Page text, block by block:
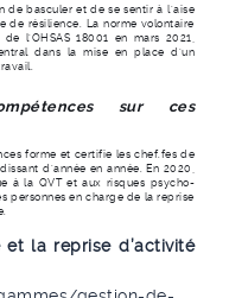
de basculer et de se sentir à l’aise
de résilience. La norme volontaire
l’OHSAS 18001 en mars 2021,
dans la mise en place d’un
sur ces
forme et certifie les chef.fes de
d’année en année. En 2020,
à la QVT et aux risques psycho-
personnes en charge de la reprise
la reprise d’activité